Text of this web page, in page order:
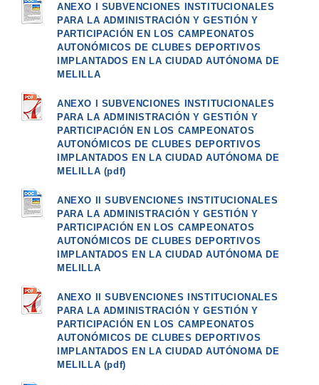
ANEXO I SUBVENCIONES INSTITUCIONALES
PARA LA ADMINISTRACIÓN Y GESTIÓN Y
PARTICIPACIÓN EN LOS CAMPEONATOS
AUTONÓMICOS DE CLUBES DEPORTIVOS
IMPLANTADOS EN LA CIUDAD AUTÓNOMA DE
MELILLA
ANEXO I SUBVENCIONES INSTITUCIONALES
PARA LA ADMINISTRACIÓN Y GESTIÓN Y
PARTICIPACIÓN EN LOS CAMPEONATOS
AUTONÓMICOS DE CLUBES DEPORTIVOS
IMPLANTADOS EN LA CIUDAD AUTÓNOMA DE
MELILLA (pdf)
ANEXO II SUBVENCIONES INSTITUCIONALES
PARA LA ADMINISTRACIÓN Y GESTIÓN Y
PARTICIPACIÓN EN LOS CAMPEONATOS
AUTONÓMICOS DE CLUBES DEPORTIVOS
IMPLANTADOS EN LA CIUDAD AUTÓNOMA DE
MELILLA
ANEXO II SUBVENCIONES INSTITUCIONALES
PARA LA ADMINISTRACIÓN Y GESTIÓN Y
PARTICIPACIÓN EN LOS CAMPEONATOS
AUTONÓMICOS DE CLUBES DEPORTIVOS
IMPLANTADOS EN LA CIUDAD AUTÓNOMA DE
MELILLA (pdf)